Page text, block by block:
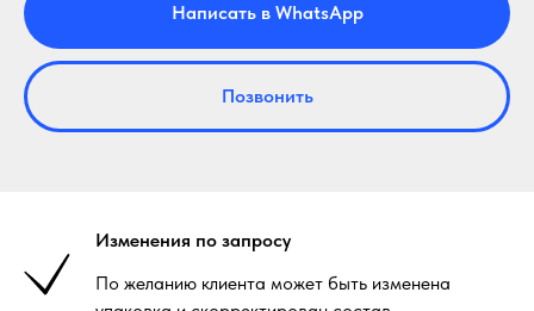
Написать в WhatsApp
Позвонить
Изменения по запросу
По желанию клиента может быть изменена